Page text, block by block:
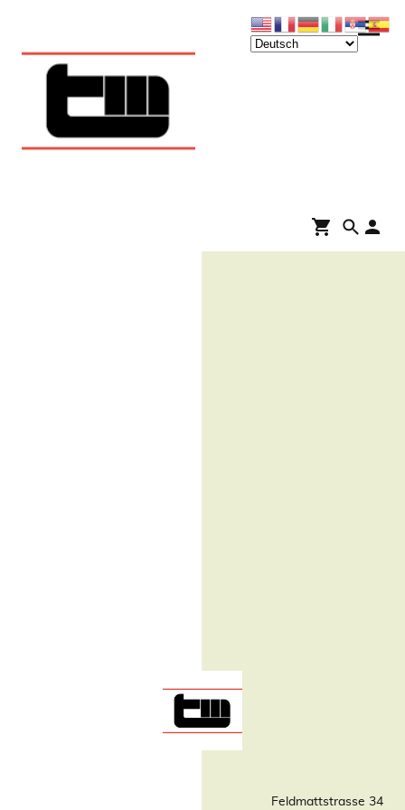
Feldmattstrasse 34